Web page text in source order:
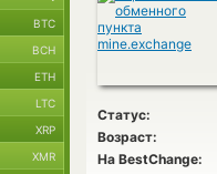
Статус:
Возраст:
На BestChange:
BTC
BCH
ETH
LTC
XRP
XMR